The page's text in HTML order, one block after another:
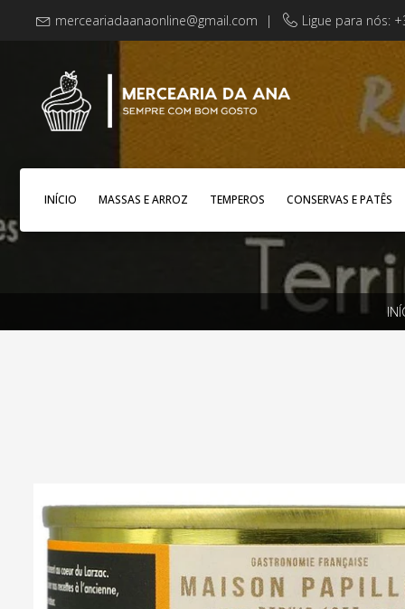
merceariadaanaonline@gmail.com | Ligue para nós:
INÍCIO MASSAS E ARROZ TEMPEROS CONSERVAS E PATÊS